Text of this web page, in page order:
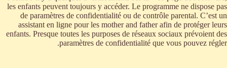
les enfants peuvent toujours y accéder. Le programme ne dispose pas
de paramètres de confidentialité ou de contrôle parental. C’est un
assistant en ligne pour les mother and father afin de protéger leurs
enfants. Presque toutes les purposes de réseaux sociaux prévoient des
paramètres de confidentialité que vous pouvez régler.